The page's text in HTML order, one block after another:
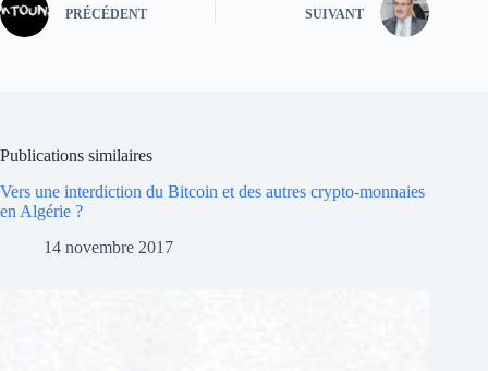
PRÉCÉDENT SUIVANT
Publications similaires
Vers une interdiction du Bitcoin et des autres crypto-monnaies
en Algérie ?
14 novembre 2017